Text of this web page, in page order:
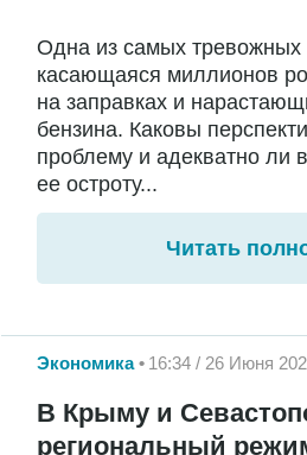
Одна из самых тревожных
касающаяся миллионов
на заправках и
бензина. Каковы
проблему и адекватно ли
ее остроту...
Читать
Экономика 16:34 / 26 Июня
В Крыму и
региональный